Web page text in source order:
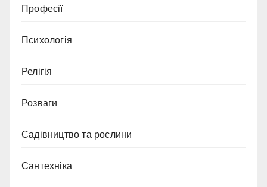
Професії
Психологія
Релігія
Розваги
Садівництво та рослини
Сантехніка